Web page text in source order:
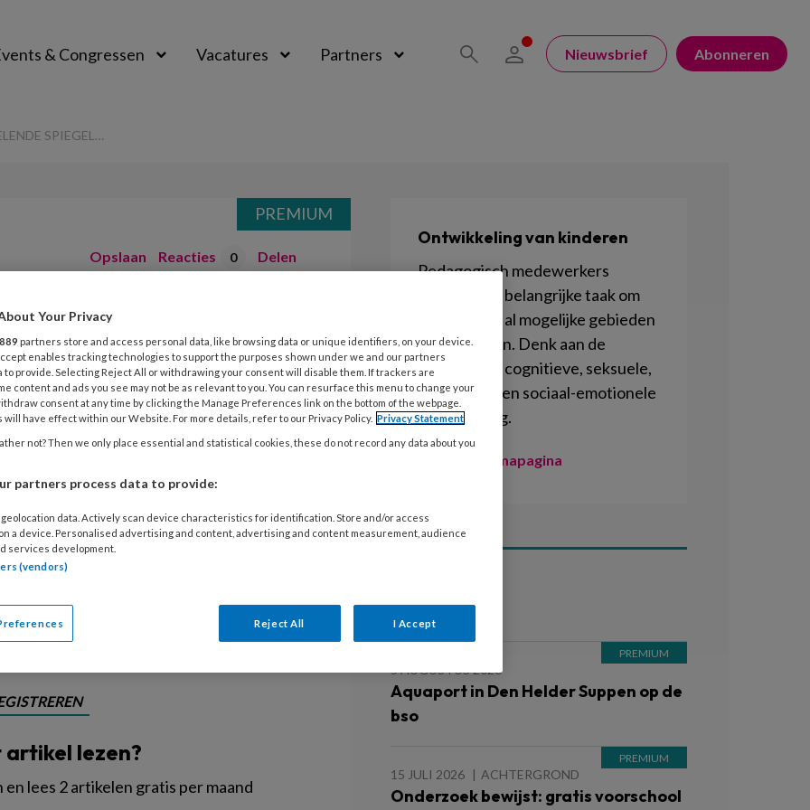
& Congressen Vacatures Partners Nieuwsbrief Abonneren
SPIEGEL…
Opslaan Reacties 0 Delen
Butti – Die
om je stemming op te pikken
die je probeert voor je te houden.
over hebt of waar je liever niet
het maar, als je werkt met
geloven. De spiegel wordt je
zich daarvan zelf niet altijd
lezen?
lees 2 artikelen gratis per maand
PREMIUM
Ontwikkeling van kinderen
Pedagogisch medewerkers
hebben een belangrijke taak om
kinderen op al mogelijke gebieden
te stimuleren. Denk aan de
motorische, cognitieve, seksuele,
lichamelijke en sociaal-emotionele
ontwikkeling.
Naar de themapagina
Lees ook
5 AUGUSTUS 2026
Aquaport in Den Helder Suppen op de
bso
15 JULI 2026 ACHTERGROND
Onderzoek bewijst: gratis voorschool
Your Privacy
889 partners store and access personal data, like browsing data or unique identifiers, on your device.
enables tracking technologies to support the purposes shown under we and our partners
to provide. Selecting Reject All or withdrawing your consent will disable them. If trackers are
content and ads you see may not be as relevant to you. You can resurface this menu to change your
consent at any time by clicking the Manage Preferences link on the bottom of the webpage.
will have effect within our Website. For more details, refer to our Privacy Policy. Privacy Statement
not? Then we only place essential and statistical cookies, these do not record any data about you
partners process data to provide:
data. Actively scan device characteristics for identification. Store and/or access
a device. Personalised advertising and content, advertising and content measurement, audience
services development.
(vendors)
Reject All I Accept